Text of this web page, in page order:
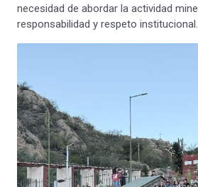
necesidad de abordar la actividad
responsabilidad y respeto institucional.